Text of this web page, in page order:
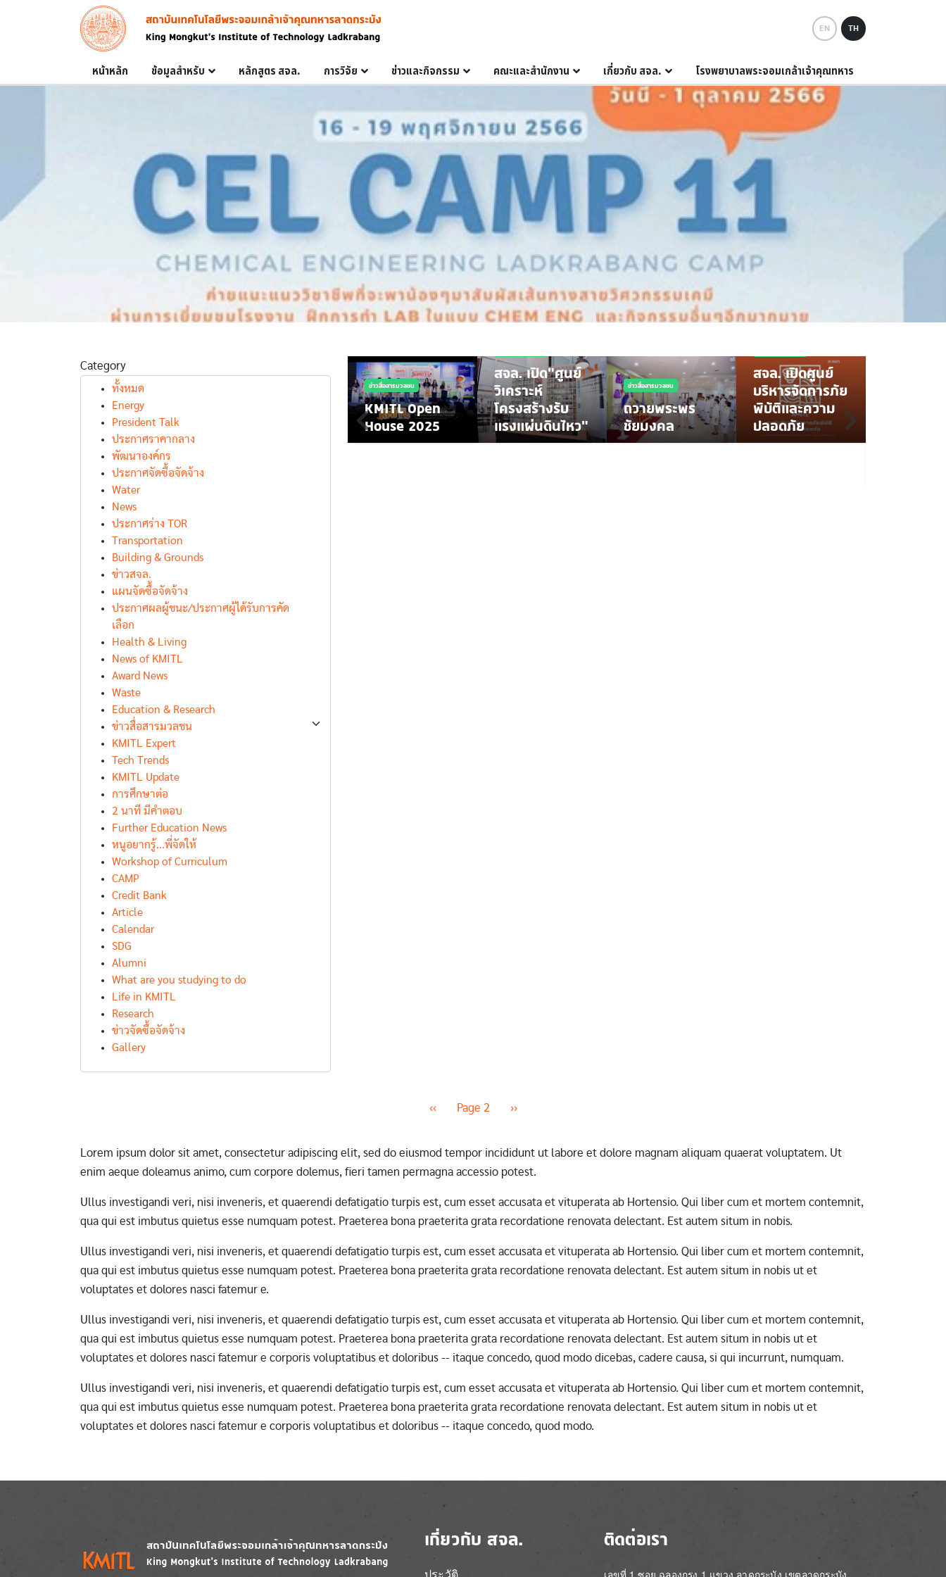
Skip to main content
Image
EN TH
Main navigation
หน้าหลัก ข้อมูลสำหรับ หลักสูตร สจล. การวิจัย ข่าวและกิจกรรม คณะและสำนักงาน เกี่ยวกับ สจล. โรงพยาบาลพระจอมเกล้าเจ้าคุณทหาร
Category
ทั้งหมด
Energy
President Talk
ประกาศราคากลาง
พัฒนาองค์กร
ประกาศจัดซื้อจัดจ้าง
Water
News
ประกาศร่าง TOR
Transportation
Building & Grounds
ข่าวสจล.
แผนจัดซื้อจัดจ้าง
ประกาศผลผู้ชนะ/ประกาศผู้ได้รับการคัด
เลือก
Health & Living
News of KMITL
Award News
Waste
Education & Research
ข่าวสื่อสารมวลชน
KMITL Expert
Tech Trends
KMITL Update
การศึกษาต่อ
2 นาที มีคำตอบ
Further Education News
หนูอยากรู้...พี่จัดให้
Workshop of Curriculum
CAMP
Credit Bank
Article
Calendar
SDG
Alumni
What are you studying to do
Life in KMITL
Research
ข่าวจัดซื้อจัดจ้าง
Gallery
ข่าวสื่อสารมวลชน NEWS
วิชาการ
นานาชาติที่
ปักกิ่ง โชว์งาน
วิจัยล้ำสมัย
ข่าวสื่อสารมวลชน
Agriculture
ข่าวสื่อสารมวลชน
KMITL Open
House 2025
สจล. เปิด"ศูนย์
วิเคราะห์
โครงสร้างรับ
แรงแผ่นดินไหว"
ข่าวสื่อสารมวลชน
ถวายพระพร
ชัยมงคล
สจล. เปิดศูนย์
บริหารจัดการภัย
พิบัติและความ
ปลอดภัย
Previous page
‹‹ Page 2 Next page
››
Lorem ipsum dolor sit amet, consectetur adipiscing elit, sed do eiusmod tempor incididunt ut labore et dolore magnam aliquam quaerat voluptatem. Ut
enim aeque doleamus animo, cum corpore dolemus, fieri tamen permagna accessio potest.
Ullus investigandi veri, nisi inveneris, et quaerendi defatigatio turpis est, cum esset accusata et vituperata ab Hortensio. Qui liber cum et mortem contemnit,
qua qui est imbutus quietus esse numquam potest. Praeterea bona praeterita grata recordatione renovata delectant. Est autem situm in nobis.
Ullus investigandi veri, nisi inveneris, et quaerendi defatigatio turpis est, cum esset accusata et vituperata ab Hortensio. Qui liber cum et mortem contemnit,
qua qui est imbutus quietus esse numquam potest. Praeterea bona praeterita grata recordatione renovata delectant. Est autem situm in nobis ut et
voluptates et dolores nasci fatemur e.
Ullus investigandi veri, nisi inveneris, et quaerendi defatigatio turpis est, cum esset accusata et vituperata ab Hortensio. Qui liber cum et mortem contemnit,
qua qui est imbutus quietus esse numquam potest. Praeterea bona praeterita grata recordatione renovata delectant. Est autem situm in nobis ut et
voluptates et dolores nasci fatemur e corporis voluptatibus et doloribus -- itaque concedo, quod modo dicebas, cadere causa, si qui incurrunt, numquam.
Ullus investigandi veri, nisi inveneris, et quaerendi defatigatio turpis est, cum esset accusata et vituperata ab Hortensio. Qui liber cum et mortem contemnit,
qua qui est imbutus quietus esse numquam potest. Praeterea bona praeterita grata recordatione renovata delectant. Est autem situm in nobis ut et
voluptates et dolores nasci fatemur e corporis voluptatibus et doloribus -- itaque concedo, quod modo.
Image Image เกี่ยวกับ สจล. ติดต่อเรา